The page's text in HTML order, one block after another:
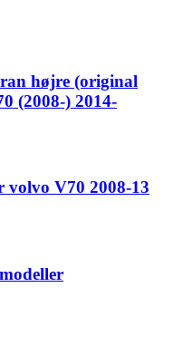
højre (original
(2008-) 2014-
V70 2008-13